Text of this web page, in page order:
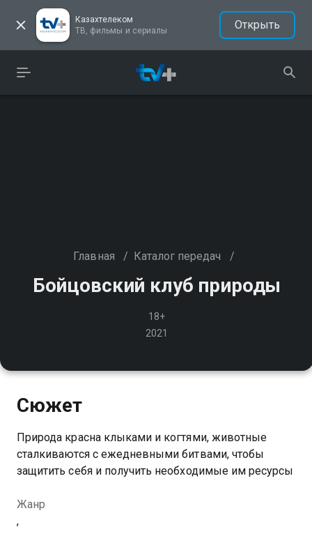
Казахтелеком
ТВ, фильмы и сериалы
Открыть
Главная / Каталог передач /
Бойцовский клуб природы
18+
2021
Сюжет
Природа красна клыками и когтями, животные
сталкиваются с ежедневными битвами, чтобы
защитить себя и получить необходимые им ресурсы
Жанр
,